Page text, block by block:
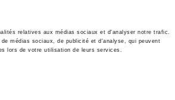
relatives aux médias sociaux et d'analyser notre trafic.
médias sociaux, de publicité et d'analyse, qui peuvent
lors de votre utilisation de leurs services.
International Politics